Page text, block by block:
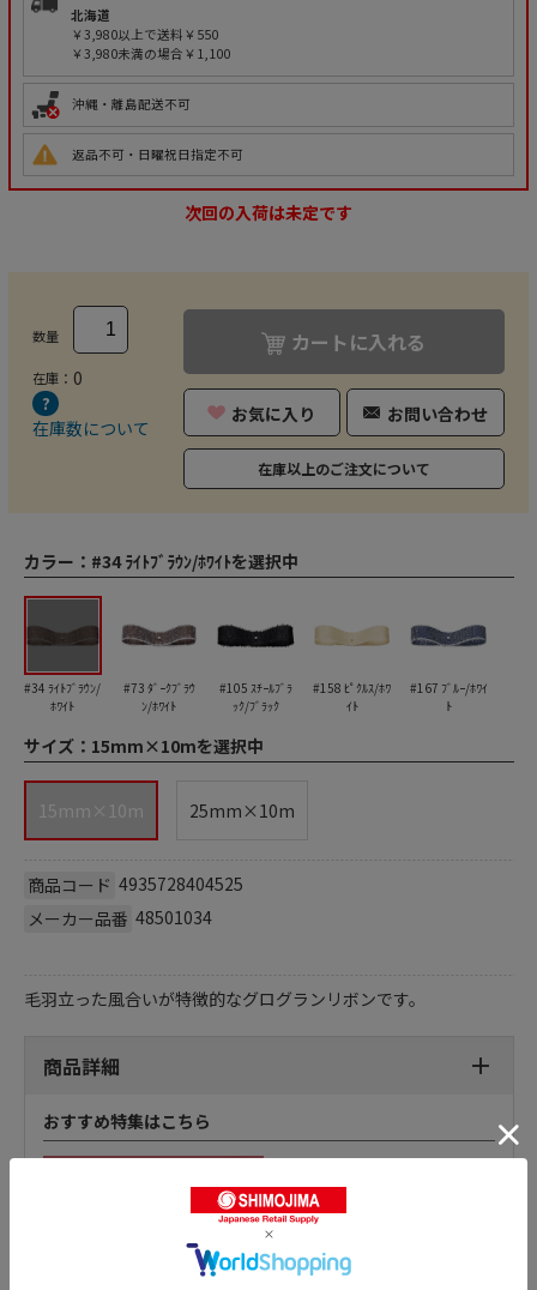
北海道
￥3,980以上で送料￥550
￥3,980未満の場合￥1,100
沖縄・離島配送不可
返品不可・日曜祝日指定不可
次回の入荷は未定です
数量
在庫： 0
在庫数について
カートに入れる
お気に入り お問い合わせ
在庫以上のご注文について
カラー： #34 ﾗｲﾄﾌﾞﾗｳﾝ/ﾎﾜｲﾄを選択中
#34 ﾗｲﾄﾌﾞﾗｳﾝ/
ﾎﾜｲﾄ
#73 ﾀﾞｰｸﾌﾞﾗｳ
ﾝ/ﾎﾜｲﾄ
#105 ｽﾁｰﾙﾌﾞﾗ
ｯｸ/ﾌﾞﾗｯｸ
#158 ﾋﾟｸﾙｽ/ﾎﾜ
ｲﾄ
#167 ﾌﾞﾙｰ/ﾎﾜｲ
ﾄ
サイズ： 15mm×10mを選択中
15mm×10m 25mm×10m
商品コード 4935728404525
メーカー品番 48501034
毛羽立った風合いが特徴的なグログランリボンです。
商品詳細
おすすめ特集はこちら